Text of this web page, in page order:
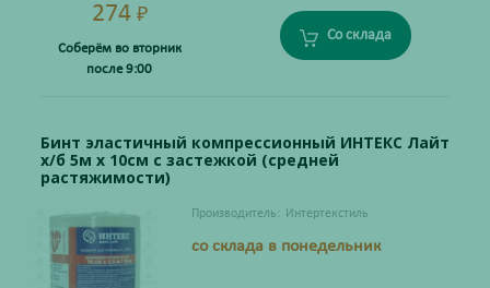
274 ₽
Соберём во вторник
после 9:00
Со склада
Бинт эластичный компрессионный ИНТЕКС Лайт
х/б 5м х 10см с застежкой (средней
растяжимости)
Производитель: Интертекстиль
со склада в понедельник